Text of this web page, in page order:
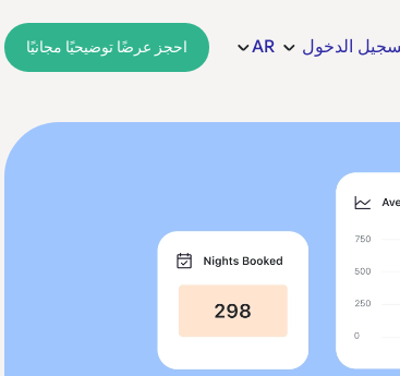
الدخول AR احجز عرضًا توضيحيًا مجانيًا